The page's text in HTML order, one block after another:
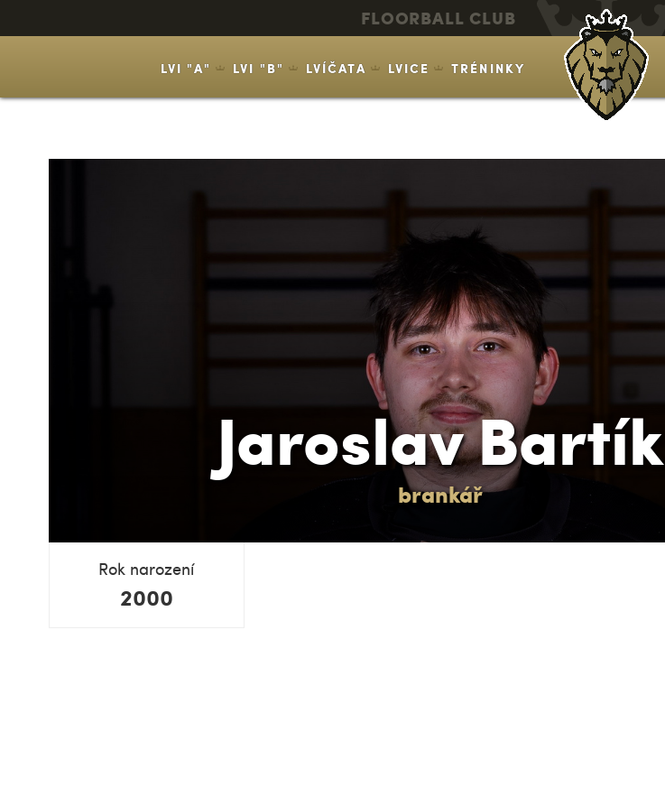
FLOORBALL CLUB
LVI "A" LVI "B" LVÍČATA LVICE TRÉNINKY
Jaroslav Bartík
brankář
Rok narození
2000